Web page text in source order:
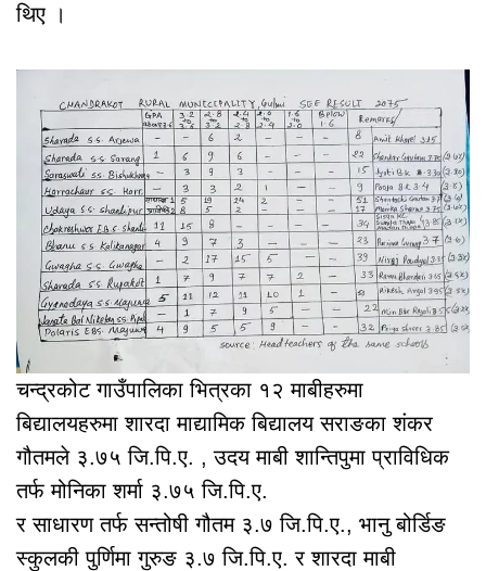
थिए ।
चन्द्रकोट गाउँपालिका भित्रका १२ माबीहरुमा
बिद्यालयहरुमा शारदा माद्यामिक बिद्यालय सराङका शंकर
गौतमले ३.७५ जि.पि.ए. , उदय माबी शान्तिपुमा प्राविधिक
तर्फ मोनिका शर्मा ३.७५ जि.पि.ए.
र साधारण तर्फ सन्तोषी गौतम ३.७ जि.पि.ए., भानु बोर्डिङ
स्कुलकी पुर्णिमा गुरुङ ३.७ जि.पि.ए. र शारदा माबी